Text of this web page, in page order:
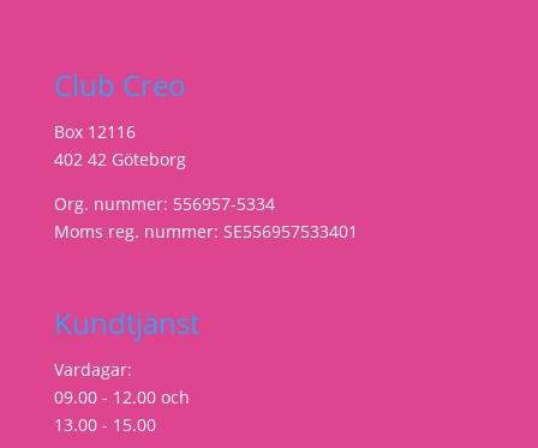
Club Creo
Box 12116
402 42 Göteborg
Org. nummer: 556957-5334
Moms reg. nummer: SE556957533401
Kundtjänst
Vardagar:
09.00 - 12.00 och
13.00 - 15.00